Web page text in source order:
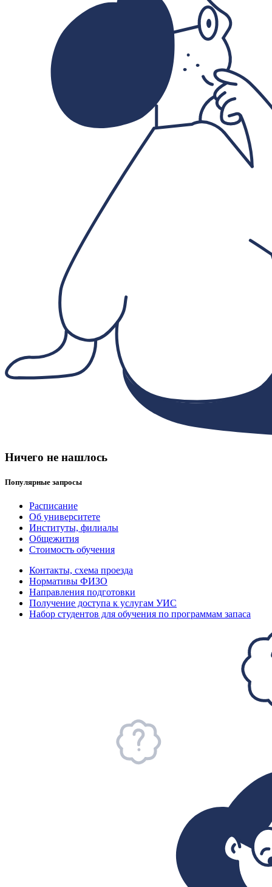
Ничего не нашлось
Популярные запросы
Расписание
Об университете
Институты, филиалы
Общежития
Стоимость обучения
Контакты, схема проезда
Нормативы ФИЗО
Направления подготовки
Получение доступа к услугам УИС
Набор студентов для обучения по программам запаса